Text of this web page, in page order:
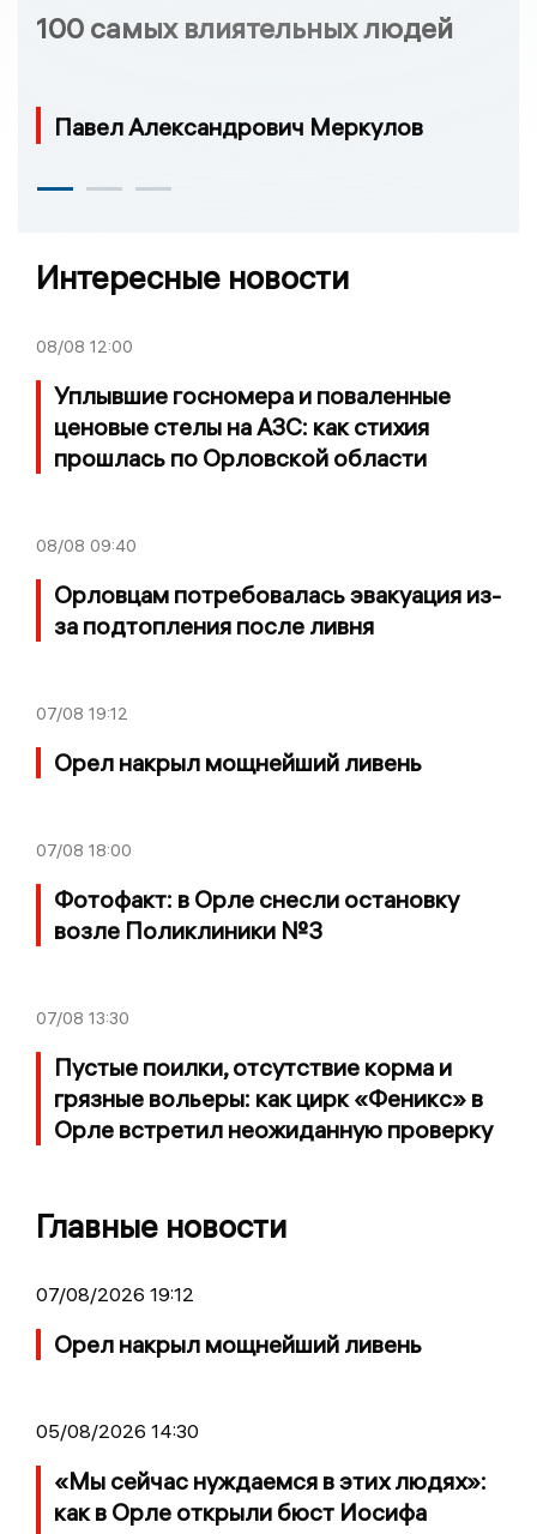
100 самых влиятельных людей
Павел Александрович Меркулов
Интересные новости
08/08 12:00
Уплывшие госномера и поваленные
ценовые стелы на АЗС: как стихия
прошлась по Орловской области
08/08 09:40
Орловцам потребовалась эвакуация из-
за подтопления после ливня
07/08 19:12
Орел накрыл мощнейший ливень
07/08 18:00
Фотофакт: в Орле снесли остановку
возле Поликлиники №3
07/08 13:30
Пустые поилки, отсутствие корма и
грязные вольеры: как цирк «Феникс» в
Орле встретил неожиданную проверку
Главные новости
07/08/2026 19:12
Орел накрыл мощнейший ливень
05/08/2026 14:30
«Мы сейчас нуждаемся в этих людях»:
как в Орле открыли бюст Иосифа